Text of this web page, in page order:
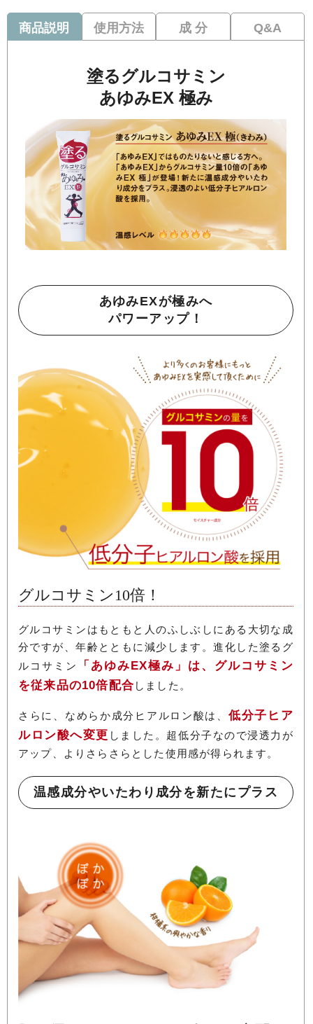
商品説明
塗るグルコサミン
あゆみEX 極み
あゆみEXが極みへ
パワーアップ！
グルコサミン10倍！
グルコサミンはもともと人のふしぶしにある大切な成
分ですが、年齢とともに減少します。進化した塗るグ
ルコサミン
「あゆみEX極み」は、グルコサミン
を従来品の10倍配合 しました。
さらに、なめらか成分ヒアルロン酸は、 低分子ヒア
ルロン酸へ変更 しました。超低分子なので浸透力が
アップ、よりさらさらとした使用感が得られます。
温感成分やいたわり成分を新たにプラス
使用方法 成 分 Q&A